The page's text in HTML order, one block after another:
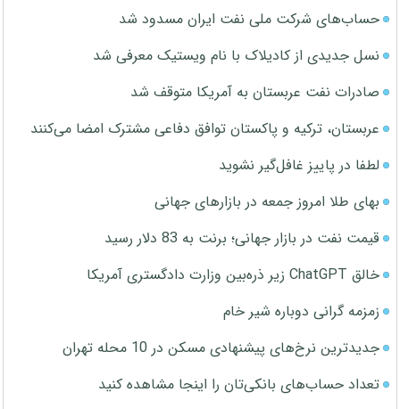
حساب‌های شرکت ملی نفت ایران مسدود شد
نسل جدیدی از کادیلاک با نام ویستیک معرفی شد
صادرات نفت عربستان به آمریکا متوقف شد
عربستان، ترکیه و پاکستان توافق دفاعی مشترک امضا می‌کنند
لطفا در پاییز غافل‌گیر نشوید
بهای طلا امروز جمعه در بازارهای جهانی
قیمت نفت در بازار جهانی؛ برنت به 83 دلار رسید
خالق ChatGPT زیر ذره‌بین وزارت دادگستری آمریکا
زمزمه گرانی دوباره شیر خام
جدیدترین نرخ‌های پیشنهادی مسکن در 10 محله تهران
تعداد حساب‌های بانکی‌تان را اینجا مشاهده کنید